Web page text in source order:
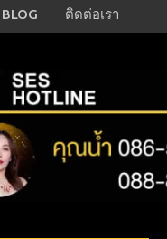
BLOG ติดต่อเรา